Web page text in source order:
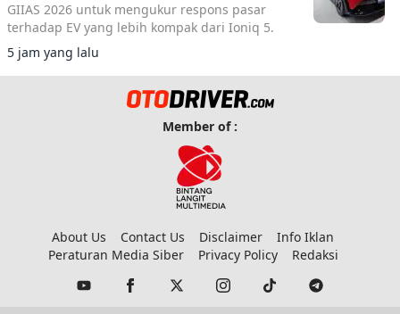
GIIAS 2026 untuk mengukur respons pasar
terhadap EV yang lebih kompak dari Ioniq 5.
5 jam yang lalu
Member of :
About Us Contact Us Disclaimer
Info Iklan
Peraturan Media Siber
Privacy Policy Redaksi